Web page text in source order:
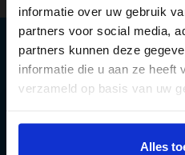
informatie over uw gebruik
partners voor social media,
partners kunnen deze
informatie die u aan ze heeft
verzameld op basis van uw
Alles
Over ons
Méér